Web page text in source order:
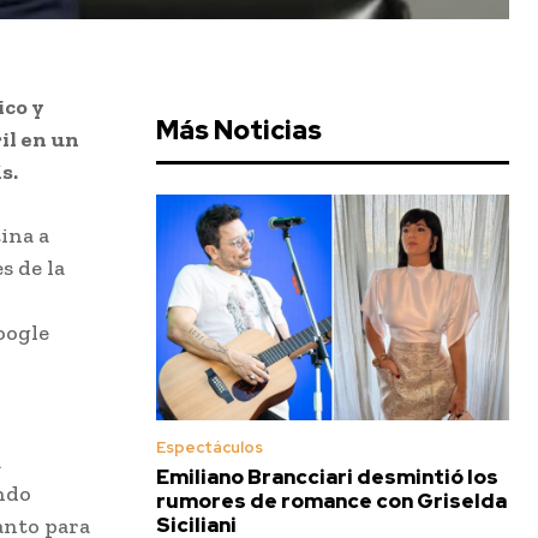
y
en un
a
de la
para
Más Noticias
Espectáculos
Emiliano Brancciari desmintió los
rumores de romance con Griselda
Siciliani